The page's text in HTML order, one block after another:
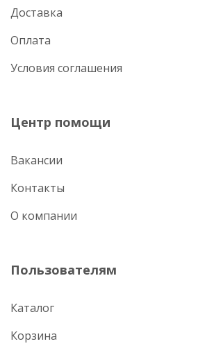
Доставка
Оплата
Условия соглашения
Центр помощи
Вакансии
Контакты
О компании
Пользователям
Каталог
Корзина